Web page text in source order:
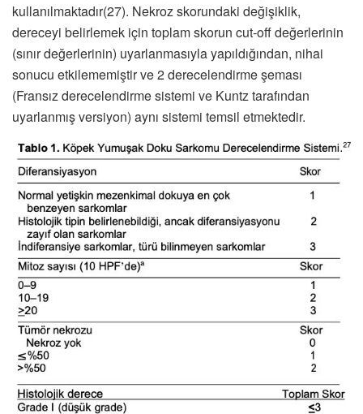
kullanılmaktadır(27). Nekroz skorundaki değişiklik,
dereceyi belirlemek için toplam skorun cut-off değerlerinin
(sınır değerlerinin) uyarlanmasıyla yapıldığından, nihai
sonucu etkilememiştir ve 2 derecelendirme şeması
(Fransız derecelendirme sistemi ve Kuntz tarafından
uyarlanmış versiyon) aynı sistemi temsil etmektedir.